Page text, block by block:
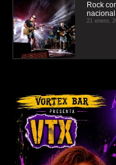
Rock
21 enero,